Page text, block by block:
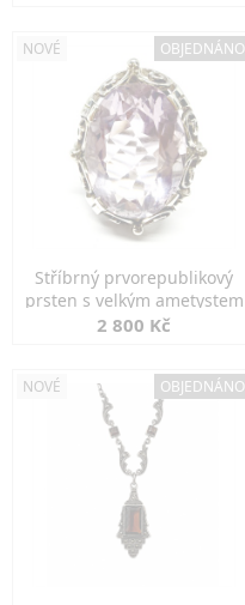
NOVÉ OBJEDNÁNO
Stříbrný prvorepublikový
prsten s velkým ametystem
2 800 Kč
NOVÉ OBJEDNÁNO